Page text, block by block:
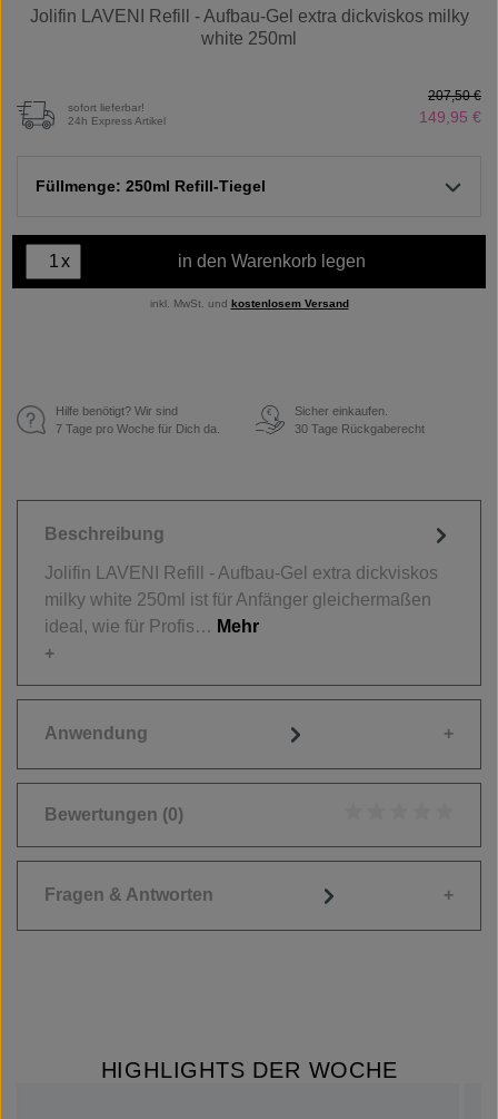
Jolifin LAVENI Refill - Aufbau-Gel extra dickviskos milky
white 250ml
sofort lieferbar!
24h Express Artikel
149,95 €
207,50 €
Füllmenge: 250ml Refill-Tiegel
x in den Warenkorb legen
inkl. MwSt. und kostenlosem Versand
Hilfe benötigt? Wir sind
7 Tage pro Woche für Dich da.
€
Sicher einkaufen.
30 Tage Rückgaberecht
Beschreibung
Jolifin LAVENI Refill - Aufbau-Gel extra dickviskos
milky white 250ml ist für Anfänger gleichermaßen
ideal, wie für Profis… Mehr
Anwendung
Bewertungen (0)
Fragen & Antworten
HIGHLIGHTS DER WOCHE